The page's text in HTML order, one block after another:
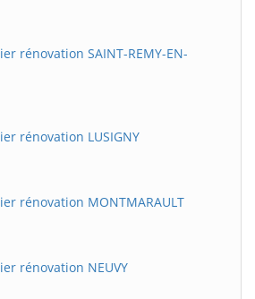
rénovation SAINT-REMY-EN-
rénovation LUSIGNY
rénovation MONTMARAULT
rénovation NEUVY